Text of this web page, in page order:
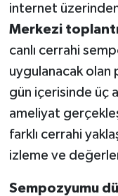
internet
Merkezi
canlı cerrahi
uygulanacak olan
gün içerisinde üç
ameliyat
farklı cerrahi
izleme ve
Sempozyumu